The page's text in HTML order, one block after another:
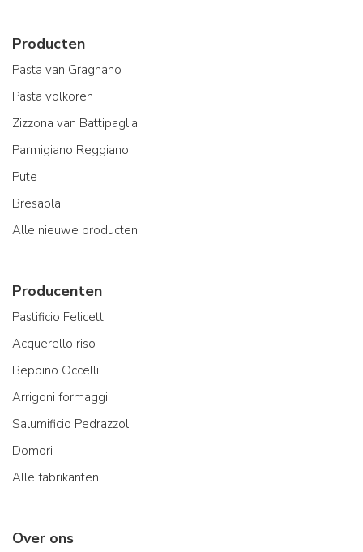
Producten
Pasta van Gragnano
Pasta volkoren
Zizzona van Battipaglia
Parmigiano Reggiano
Pute
Bresaola
Alle nieuwe producten
Producenten
Pastificio Felicetti
Acquerello riso
Beppino Occelli
Arrigoni formaggi
Salumificio Pedrazzoli
Domori
Alle fabrikanten
Over ons